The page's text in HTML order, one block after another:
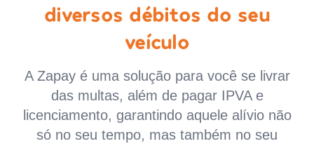
diversos débitos do seu
veículo
A Zapay é uma solução para você se livrar
das multas, além de pagar IPVA e
licenciamento, garantindo aquele alívio não
só no seu tempo, mas também no seu